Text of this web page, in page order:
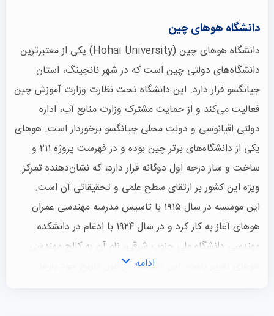
دانشگاه هوهای چین
دانشگاه هوهای چین (Hohai University) یکی از معتبرترین
دانشگاه‌های دولتی چین است که در شهر نانجینگ، استان
جیانگسو قرار دارد. این دانشگاه تحت نظارت وزارت آموزش چین
فعالیت می‌کند و از حمایت مشترک وزارت منابع آب، اداره
دولتی اقیانوسی و دولت محلی جیانگسو برخوردار است. هوهای
یکی از دانشگاه‌های برتر چین بوده و در فهرست پروژه ۲۱۱ و
ساخت و ساز درجه اول دوگانه قرار دارد، که نشان‌دهنده تمرکز
ویژه این کشور بر ارتقای سطح علمی و تحقیقاتی آن است.
این موسسه در سال ۱۹۱۵ با تاسیس مدرسه مهندسی عمران
هوهای آغاز به کار کرد و در سال ۱۹۲۴ با ادغام در دانشکده
مهندسی دانشگاه ملی جنوب شرقی، نام آن به کالج مهندسی
هوهای تغییر یافت. این دانشگاه در طول تاریخ خود بارها
ادامه